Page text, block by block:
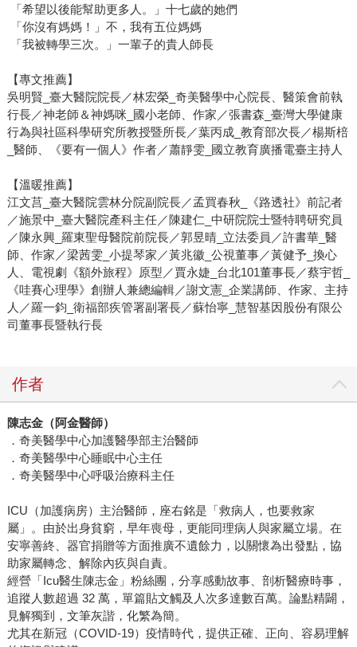
「希望以後能幫助更多人。」十七歲的她們
「你沒有媽媽！」不，我有五位媽媽
「我被轉學三次。」一輩子的貴人師長
【專文推薦】
吳明賢_臺大醫院院長／林宏榮_奇美醫學中心院長、醫策會前執
行長／神老師＆神媽咪_國小老師、作家／張書森_臺灣大學健康
行為與社區科學研究所教授暨所長／葉丙成_教育部次長／楊斯棓
_醫師、《要有一個人》作者／蕭靜雯_國立教育廣播電臺主持人
【溫暖推薦】
江文莒_臺大醫院雲林分院副院長／孟買春秋_《路透社》前記者
／施景中_臺大醫院產科主任／陳建仁_中研院院士暨特聘研究員
／陳永興_羅東聖母醫院前院長／郭昱晴_立法委員／許書華_醫
師、作家／梁茜雯_小提琴家／黃兆徽_公視董事／黃健予_換心
人、電視劇《額外旅程》原型／賈永婕_台北101董事長／蔡宇哲_
《哇賽心理學》創辦人兼總編輯／謝文憲_企業講師、作家、主持
人／羅一鈞_衛福部疾管署副署長／蘇怡寧_慧智基因股份有限公
司董事長暨執行長
作者
陳志金（阿金醫師）
．奇美醫學中心加護醫學部主治醫師
．奇美醫學中心睡眠中心主任
．奇美醫學中心呼吸治療科主任
ICU（加護病房）主治醫師，座右銘是「救病人，也要救家
屬」。由於出身貧窮，早年喪母，更能同理病人與家屬立場。在
安寧善終、器官捐贈等方面推廣不遺餘力，以關懷為出發點，協
助家屬轉念、解除內疚與自責。
經營「Icu醫生陳志金」粉絲團，分享感動故事、剖析醫療時事，
追蹤人數超過 32 萬，單篇貼文觸及人次多達數百萬。論點精闢，
見解獨到，文筆灰諧，化繁為簡。
尤其在新冠（COVID-19）疫情時代，提供正確、正向、容易理解